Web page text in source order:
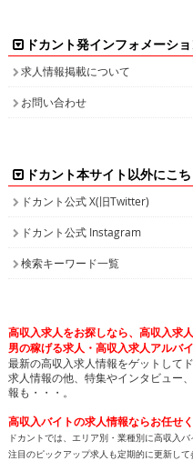
ドカント発インフォメーシ
求人情報掲載について
お問い合わせ
ドカント本サイト以外にこ
ドカント公式 X(旧Twitter)
ドカント公式 Instagram
検索キーワード一覧
高収入求人をお探しなら、高収入求
男の稼げる求人・高収入求人アルバ
最新の高収入求人情報をゲットしてド
求人情報の他、特集やインタビュー
報も・・・。
高収入バイトの求人情報ならお任せ
ドカントでは、エリア別・業種別に高収入
注目のピックアップ求人も定期的に更新し